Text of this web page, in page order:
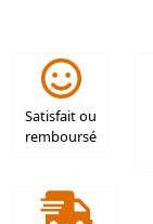
Satisfait ou
remboursé